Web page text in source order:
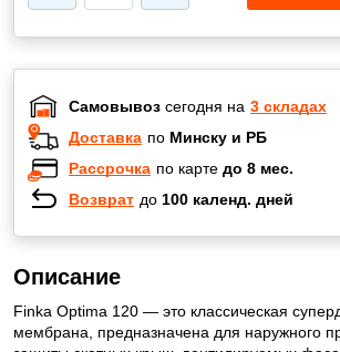
Самовывоз сегодня на 3 складах
Доставка по Минску и РБ
Рассрочка по карте до 8 мес.
Возврат до 100 календ. дней
Описание
Finka Optima 120 — это классическая
мембрана, предназначена для наружного